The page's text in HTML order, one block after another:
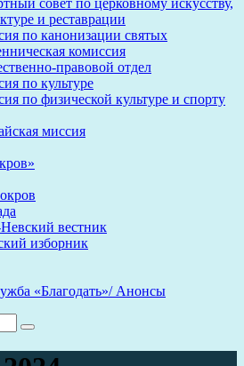
совет по церковному искусству,
и реставрации
по канонизации святых
комиссия
правовой отдел
по культуре
по физической культуре и спорту
миссия
вестник
изборник
«Благодать»/ Анонсы